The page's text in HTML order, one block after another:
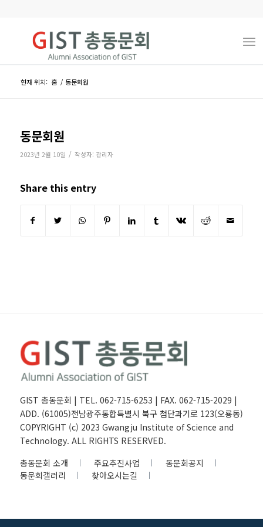
현재 위치: 홈 / 동문회원
동문회원
2023년 2월 10일 / 작성자: 관리자
Share this entry
GIST 총동문회 | TEL. 062-715-6253 | FAX. 062-715-2029 |
ADD. (61005)전남광주통합특별시 북구 첨단과기로 123(오룡동)
COPYRIGHT (c) 2023 Gwangju Institute of Science and
Technology. ALL RIGHTS RESERVED.
총동문회 소개
주요추진사업
동문회공지
동문회갤러리
찾아오시는길